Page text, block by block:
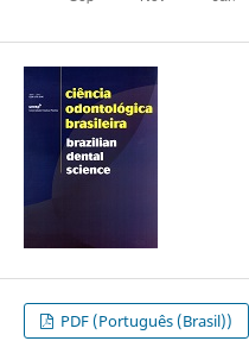
PDF (Português (Brasil))